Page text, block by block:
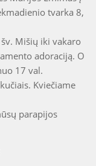
tvarka 8,
Mišių iki vakaro
adoraciją. O
17 val.
Kviečiame
parapijos